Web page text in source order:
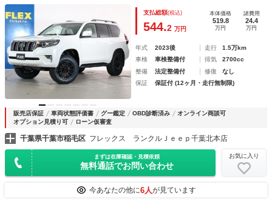
Ｘ－ＡＴタイヤ 新品ＦＬＥＸマフラー サンルーフ カロッ
ツェリア製ナビ バックカメラ ＥＴＣ 前後ドラレコ ベー
ジュカラーインテリア
支払総額(税込)
544.2 万円
本体価格
519.8
万円
諸費用
24.4
万円
年式 2023後 走行
1.5万km
車検
車検整備付 排気
2700cc
整備
法定整備付 修復
なし
保証
保証付 (12ヶ月・走行無制限)
販売店保証 車両状態評価書 グー鑑定 OBD診断済み
オンライン商談可
オプション見積り可
ローン仮審査
千葉県千葉市稲毛区 フレックス ランクルＪｅｅｐ千葉北本店
まずは在庫確認・見積依頼
無料通話でお問い合わせ
お気に入り
今あなたの他に6人が見ています